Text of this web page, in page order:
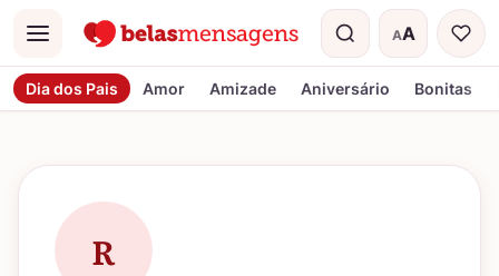
Menu AA
Tamanho do
Dia dos Pais Amor Amizade Aniversário Bonitas
R